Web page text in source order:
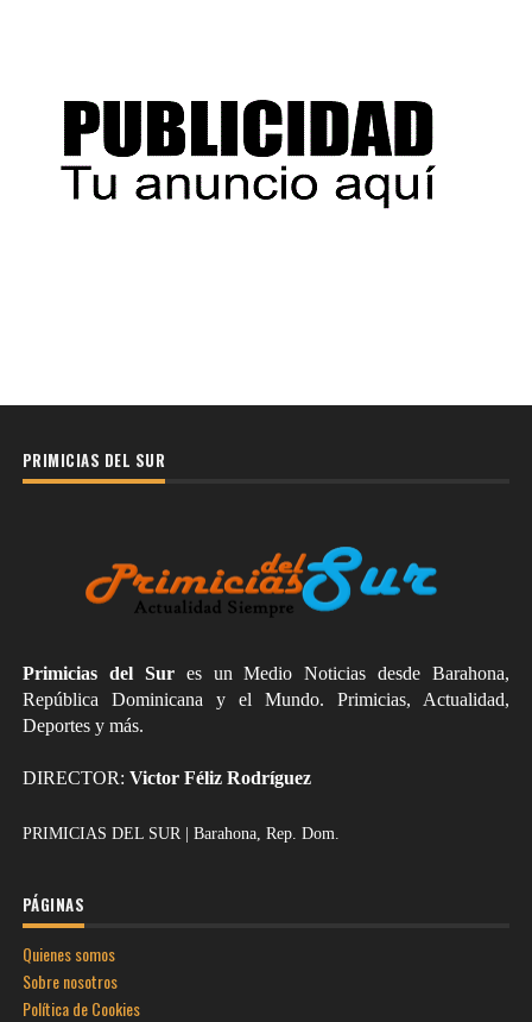
PRIMICIAS DEL SUR
Primicias del Sures un Medio Noticias desde Barahona,
República Dominicana y el Mundo. Primicias, Actualidad,
Deportes y más.
DIRECTOR: Victor Féliz Rodríguez
PRIMICIAS DEL SUR | Barahona, Rep. Dom.
PÁGINAS
Quienes somos
Sobre nosotros
Política de Cookies